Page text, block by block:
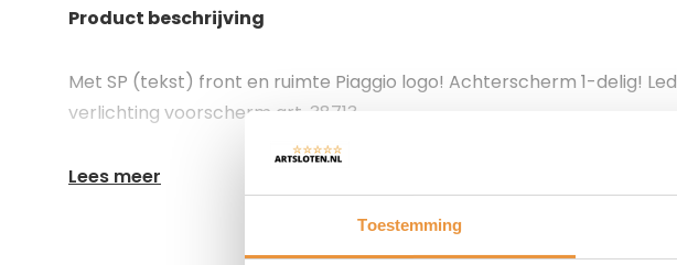
Toestemming
Product beschrijving
Met SP (tekst) front en ruimte Piaggio logo! Achterscherm 1-delig! Led
verlichting voorscherm art. 38713
Lees meer